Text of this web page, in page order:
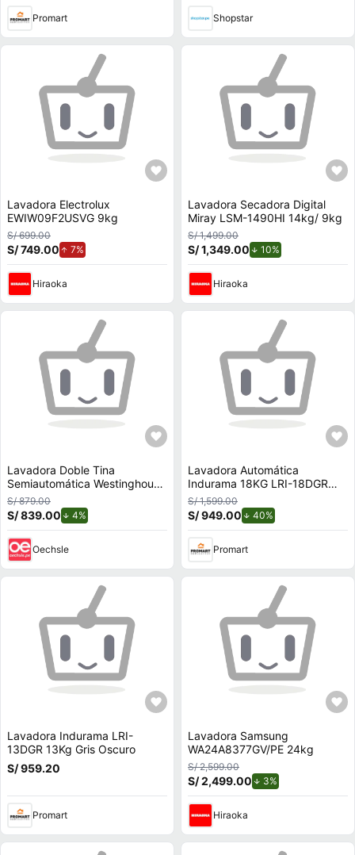
Promart Shopstar
Lavadora Electrolux
EWIW09F2USVG 9kg
S/ 699.00
S/ 749.00 7%
Hiraoka
Lavadora Secadora Digital
Miray LSM-1490HI 14kg/ 9kg
S/ 1,499.00
S/ 1,349.00 10%
Hiraoka
Lavadora Doble Tina
Semiautomática Westinghouse
13 Kg WWTM13M2XSWW
S/ 879.00
S/ 839.00 4%
Oechsle
Lavadora Automática
Indurama 18KG LRI-18DGR
Gris Oscuro
S/ 1,599.00
S/ 949.00 40%
Promart
Lavadora Indurama LRI-
13DGR 13Kg Gris Oscuro
S/ 959.20
Promart
Lavadora Samsung
WA24A8377GV/PE 24kg
S/ 2,599.00
S/ 2,499.00 3%
Hiraoka